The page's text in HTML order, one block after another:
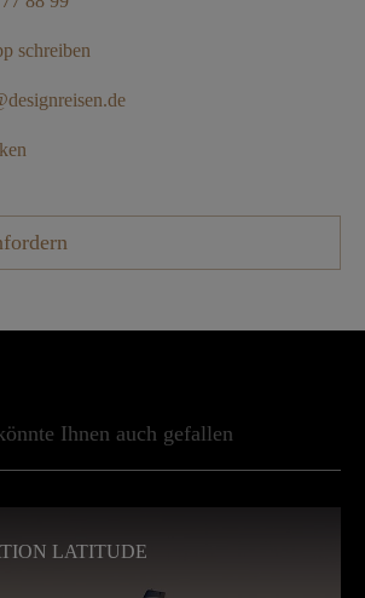
schreiben
Ihnen auch gefallen
LATITUDE